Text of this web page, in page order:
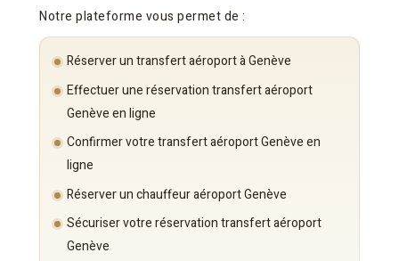
Notre plateforme vous permet de :
Réserver un transfert aéroport à Genève
Effectuer une réservation transfert aéroport
Genève en ligne
Confirmer votre transfert aéroport Genève en
ligne
Réserver un chauffeur aéroport Genève
Sécuriser votre réservation transfert aéroport
Genève